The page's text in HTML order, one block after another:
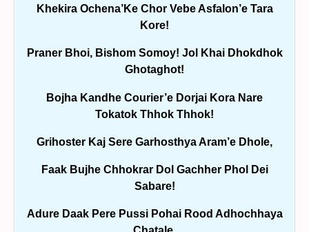
Khekira Ochena’Ke Chor Vebe Asfalon’e Tara
Kore!
Praner Bhoi, Bishom Somoy! Jol Khai Dhokdhok
Ghotaghot!
Bojha Kandhe Courier’e Dorjai Kora Nare
Tokatok Thhok Thhok!
Grihoster Kaj Sere Garhosthya Aram’e Dhole,
Faak Bujhe Chhokrar Dol Gachher Phol Dei
Sabare!
Adure Daak Pere Pussi Pohai Rood Adhochhaya